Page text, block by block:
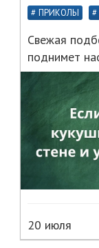
ПРИКОЛЫ
Свежая
поднимет
20 июля